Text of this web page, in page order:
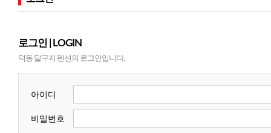
로그인 | LOGIN
덕동 달구지 펜션의 로그인입니다.
아이디
비밀번호